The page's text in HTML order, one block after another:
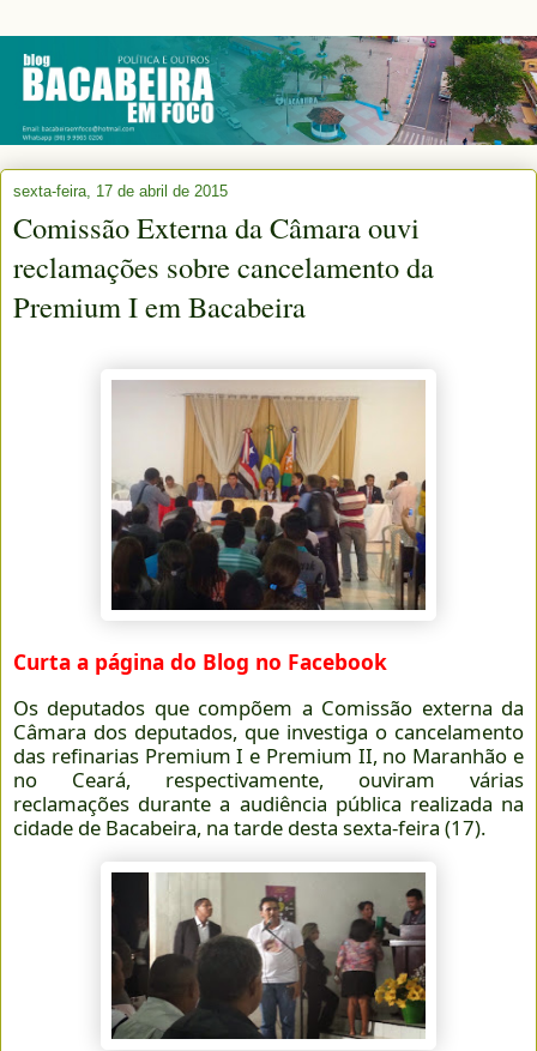
sexta-feira, 17 de abril de 2015
Comissão Externa da Câmara ouvi
reclamações sobre cancelamento da
Premium I em Bacabeira
Curta a página do Blog no Facebook
Os deputados que compõem a Comissão externa da
Câmara dos deputados, que investiga o cancelamento
das refinarias Premium I e Premium II, no Maranhão e
no Ceará, respectivamente, ouviram várias
reclamações durante a audiência pública realizada na
cidade de Bacabeira, na tarde desta sexta-feira (17).